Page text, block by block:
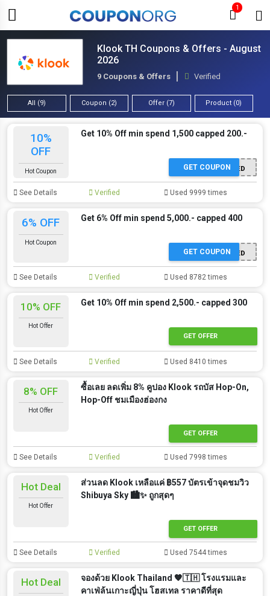
1
Klook TH Coupons & Offers - August
2026
9 Coupons & Offers Verified
All (9) Coupon (2) Offer (7) Product (0)
10%
OFF
Hot Coupon
Get 10% Off min spend 1,500 capped 200.-
OFFER ACTIVATED
GET COUPON
See Details Verified Used 9999 times
6% OFF
Hot Coupon
Get 6% Off min spend 5,000.- capped 400
OFFER ACTIVATED
GET COUPON
See Details Verified Used 8782 times
10% OFF
Hot Offer
Get 10% Off min spend 2,500.- capped 300
GET OFFER
See Details Verified Used 8410 times
8% OFF
Hot Offer
ซื้อเลย ลดเพิ่ม 8% คูปอง Klook รถบัส Hop-On,
Hop-Off ชมเมืองฮ่องกง
GET OFFER
See Details Verified Used 7998 times
Hot Deal
Hot Offer
ส่วนลด Klook เหลือแค่ ฿557 บัตรเข้าจุดชมวิว
Shibuya Sky 🏙️✨ ถูกสุดๆ
GET OFFER
See Details Verified Used 7544 times
Hot Deal
จองด้วย Klook Thailand 🧡🇹🇭 โรงแรมและ
คาเฟ่ล้นเกาะญี่ปุ่น โฮสเทล ราคาดีที่สุด